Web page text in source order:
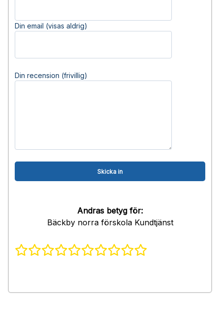
Din email (visas aldrig)
Din recension (frivillig)
Andras betyg för:
Bäckby norra förskola Kundtjänst